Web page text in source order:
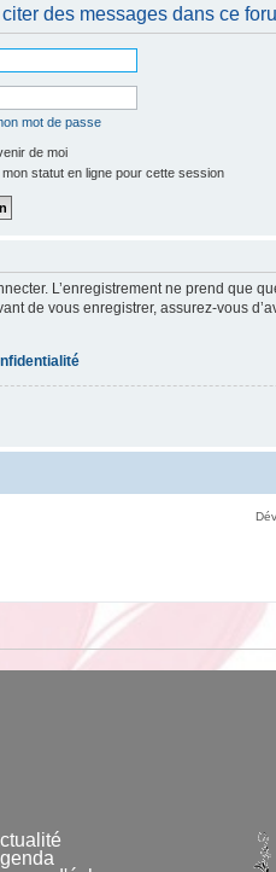
des messages dans ce
mot de passe
de moi
statut en ligne pour cette session
L’enregistrement ne prend que
de vous enregistrer, assurez-vous